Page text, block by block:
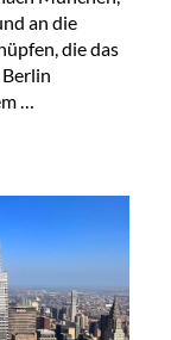
an die
die das
…
26.Oktober 2023“